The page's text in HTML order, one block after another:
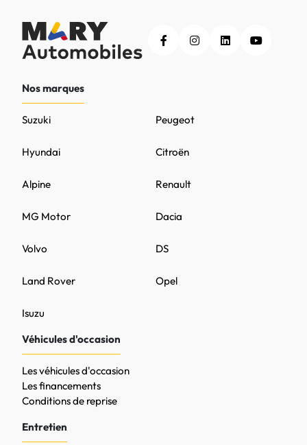
Nos marques
Peugeot
DS
MG Motor
Citroën
Opel
Volvo
Renault
Hyundai
Land Rover
Dacia
Alpine
Isuzu
Suzuki
Véhicules d'occasion
Les véhicules d'occasion
Les financements
Conditions de reprise
Entretien